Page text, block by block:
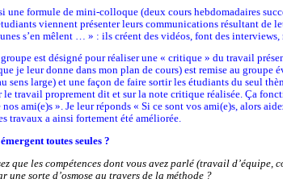
une formule de mini-colloque (deux cours hebdomadaires
viennent présenter leurs communications résultant de
s’en mêlent … » : ils créent des vidéos, font des
est désigné pour réaliser une « critique » du travail
je leur donne dans mon plan de cours) est remise au groupe
sens large) et une façon de faire sortir les étudiants du seul
le travail proprement dit et sur la note critique réalisée. Ça
ami(e)s ». Je leur réponds « Si ce sont vos ami(e)s, alors
travaux a ainsi fortement été améliorée.
toutes seules ?
que les compétences dont vous avez parlé (travail
une sorte d’osmose au travers de la méthode ?